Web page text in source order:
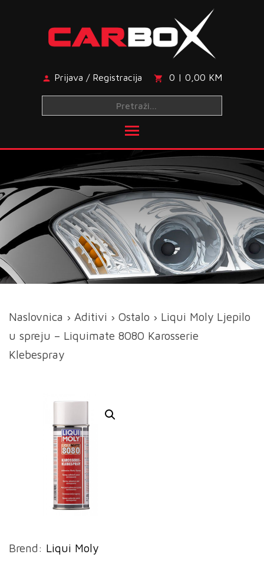
Prijava / Registracija 0 | 0,00 KM
Naslovnica › Aditivi › Ostalo › Liqui Moly Ljepilo
u spreju – Liquimate 8080 Karosserie
Klebespray
Brend: Liqui Moly